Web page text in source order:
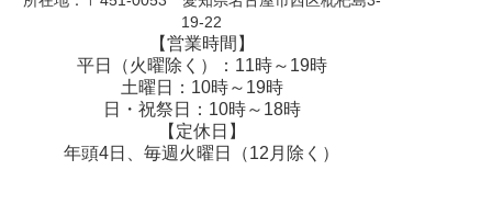
19-22
【営業時間】
平日（火曜除く）：11時～19時
土曜日：10時～19時
日・祝祭日：10時～18時
【定休日】
年頭4日、毎週火曜日（12月除く）